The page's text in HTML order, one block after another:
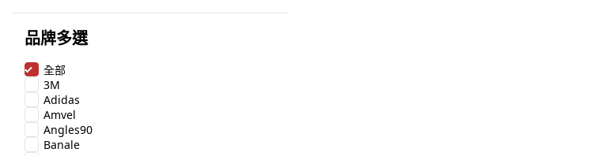
品牌多選
全部
3M
Adidas
Amvel
Angles90
Banale